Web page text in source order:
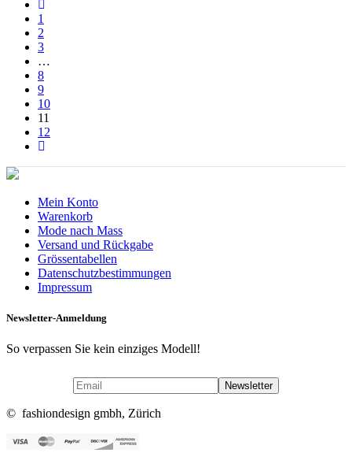
1
2
3
…
8
9
10
11
12
Mein Konto
Warenkorb
Mode nach Mass
Versand und Rückgabe
Grössentabellen
Datenschutzbestimmungen
Impressum
Newsletter-Anmeldung
So verpassen Sie kein einziges Modell!
© fashiondesign gmbh, Zürich